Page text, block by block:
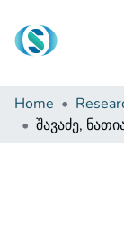
Communities &
Browse
Home
შავაძე,